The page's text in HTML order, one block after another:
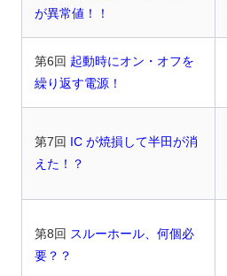
が異常値！！
第6回 起動時にオン・オフを
繰り返す電源！
第7回 IC が焼損して半田が消
えた！？
第8回 スルーホール、何個必
要？？